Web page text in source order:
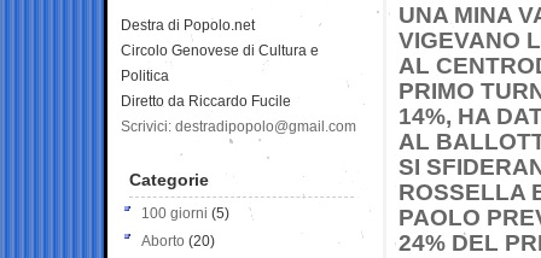
UNA MINA
VIGEVANO
AL
PRIMO
14%, HA
AL
SI
ROSSELLA
PAOLO
24% DEL
Destra di Popolo.net
Circolo Genovese di Cultura e
Politica
Diretto da Riccardo Fucile
Scrivici: destradipopolo@gmail.com
Categorie
100 giorni (5)
Aborto (20)